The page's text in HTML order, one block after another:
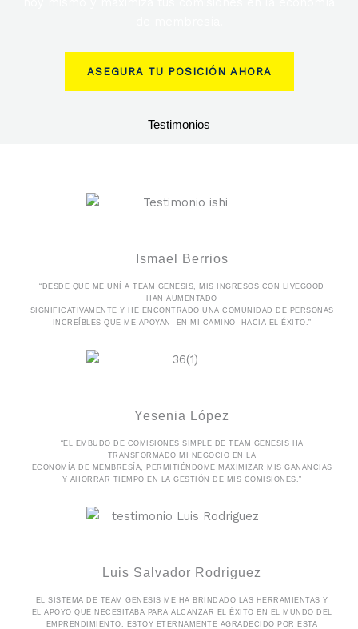
ASEGURA TU POSICIÓN AHORA
Testimonios
Ismael Berrios
“DESDE QUE ME UNÍ A TEAM GENESIS, MIS INGRESOS CON LIVEGOOD
HAN AUMENTADO
SIGNIFICATIVAMENTE Y HE ENCONTRADO UNA COMUNIDAD DE PERSONAS
INCREÍBLES QUE ME APOYAN EN MI CAMINO HACIA EL ÉXITO.”
Yesenia López
“EL EMBUDO DE COMISIONES SIMPLE DE TEAM GENESIS HA
TRANSFORMADO MI NEGOCIO EN LA
ECONOMÍA DE MEMBRESÍA, PERMITIÉNDOME MAXIMIZAR MIS GANANCIAS
Y AHORRAR TIEMPO EN LA GESTIÓN DE MIS COMISIONES.”
Luis Salvador Rodriguez
EL SISTEMA DE TEAM GENESIS ME HA BRINDADO LAS HERRAMIENTAS Y
EL APOYO QUE NECESITABA PARA ALCANZAR EL ÉXITO EN EL MUNDO DEL
EMPRENDIMIENTO. ESTOY ETERNAMENTE AGRADECIDO POR ESTA